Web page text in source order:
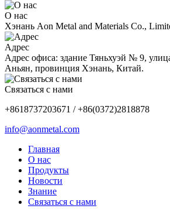
О нас
Хэнань Aon Metal and Materials Co.,
Адрес
Адрес офиса: здание Тяньхуэй № 9,
Аньян, провинция Хэнань, Китай.
Связаться с нами
+8618737203671 / +86(0372)2818878
info@aonmetal.com
Главная
О нас
Продукты
Новости
Знание
Связаться с нами